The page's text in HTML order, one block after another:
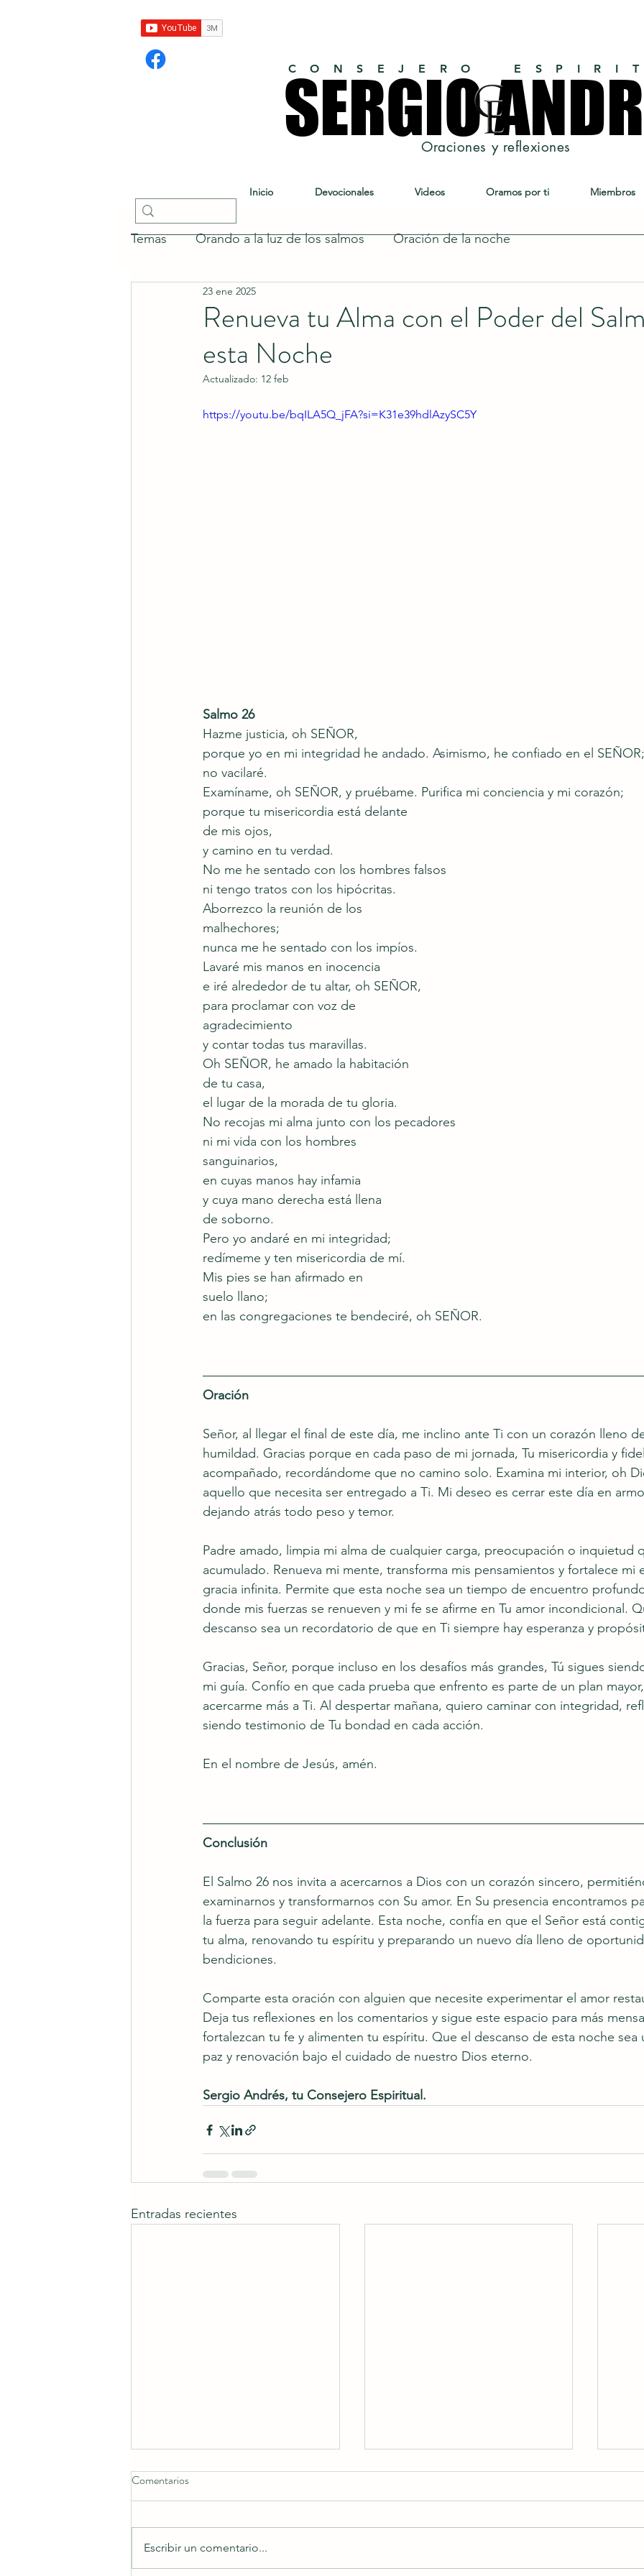
SERGIO
SERGIO
C O N S E J E R O E S P I R I T
Oraciones y reflexiones
Temas Orando a la luz de los salmos Oración de la noche
Renueva tu Alma con el Poder del
esta Noche
23 ene 2025
Actualizado: 12 feb
https://youtu.be/bqILA5Q_jFA?si=K31e39hdlAzySC5Y
Salmo 26
Hazme justicia, oh SEÑOR,
porque yo en mi integridad he andado. Asimismo, he confiado en el SEÑOR;
no vacilaré.
Examíname, oh SEÑOR, y pruébame. Purifica mi conciencia y mi corazón;
porque tu misericordia está delante
de mis ojos,
y camino en tu verdad.
No me he sentado con los hombres falsos
ni tengo tratos con los hipócritas.
Aborrezco la reunión de los
malhechores;
nunca me he sentado con los impíos.
Lavaré mis manos en inocencia
e iré alrededor de tu altar, oh SEÑOR,
para proclamar con voz de
agradecimiento
y contar todas tus maravillas.
Oh SEÑOR, he amado la habitación
de tu casa,
el lugar de la morada de tu gloria.
No recojas mi alma junto con los pecadores
ni mi vida con los hombres
sanguinarios,
en cuyas manos hay infamia
y cuya mano derecha está llena
de soborno.
Pero yo andaré en mi integridad;
redímeme y ten misericordia de mí.
Mis pies se han afirmado en
suelo llano;
en las congregaciones te bendeciré, oh SEÑOR.
Oración
Señor, al llegar el final de este día, me inclino ante Ti con un corazón lleno
humildad. Gracias porque en cada paso de mi jornada, Tu misericordia y
acompañado, recordándome que no camino solo. Examina mi interior, oh
aquello que necesita ser entregado a Ti. Mi deseo es cerrar este día en
dejando atrás todo peso y temor.
Padre amado, limpia mi alma de cualquier carga, preocupación o inquietud
acumulado. Renueva mi mente, transforma mis pensamientos y fortalece mi
gracia infinita. Permite que esta noche sea un tiempo de encuentro
donde mis fuerzas se renueven y mi fe se afirme en Tu amor incondicional.
descanso sea un recordatorio de que en Ti siempre hay esperanza y
Gracias, Señor, porque incluso en los desafíos más grandes, Tú sigues
mi guía. Confío en que cada prueba que enfrento es parte de un plan
acercarme más a Ti. Al despertar mañana, quiero caminar con integridad,
siendo testimonio de Tu bondad en cada acción.
En el nombre de Jesús, amén.
Conclusión
El Salmo 26 nos invita a acercarnos a Dios con un corazón sincero,
examinarnos y transformarnos con Su amor. En Su presencia encontramos
la fuerza para seguir adelante. Esta noche, confía en que el Señor está
tu alma, renovando tu espíritu y preparando un nuevo día lleno de
bendiciones.
Comparte esta oración con alguien que necesite experimentar el amor
Deja tus reflexiones en los comentarios y sigue este espacio para más
fortalezcan tu fe y alimenten tu espíritu. Que el descanso de esta noche
paz y renovación bajo el cuidado de nuestro Dios eterno.
Sergio Andrés, tu Consejero Espiritual.
Entradas recientes
¿Quien es Dios?
Comentarios
Escribir un comentario...
Inicio Devocionales Videos Oramos por ti Miembros